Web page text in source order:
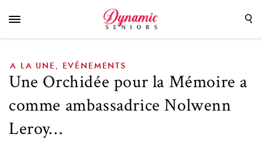
ambassadrice Nolwenn Leroy…
A LA UNE EVÉNEMENTS
Une Orchidée pour la Mémoire a
comme ambassadrice Nolwenn
Leroy…